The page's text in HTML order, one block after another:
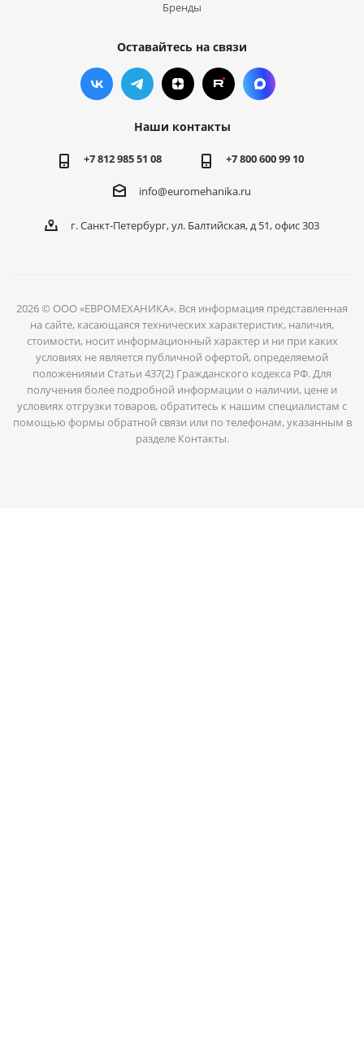
Бренды
Оставайтесь на связи
Наши контакты
+7 812 985 51 08 +7 800 600 99 10
info@euromehanika.ru
г. Санкт-Петербург, ул. Балтийская, д 51, офис 303
2026 © ООО «ЕВРОМЕХАНИКА». Вся информация представленная
на сайте, касающаяся технических характеристик, наличия,
стоимости, носит информационный характер и ни при каких
условиях не является публичной офертой, определяемой
положениями Статьи 437(2) Гражданского кодекса РФ. Для
получения более подробной информации о наличии, цене и
условиях отгрузки товаров, обратитесь к нашим специалистам с
помощью формы обратной связи или по телефонам, указанным в
разделе Контакты.